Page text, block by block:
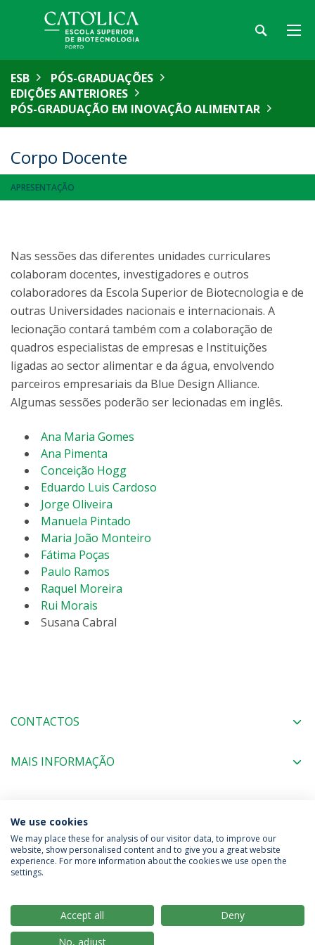
ESB
PÓS-GRADUAÇÕES
EDIÇÕES ANTERIORES
PÓS-GRADUAÇÃO EM INOVAÇÃO ALIMENTAR
Corpo Docente
APRESENTAÇÃO
Nas sessões das diferentes unidades curriculares
colaboram docentes, investigadores e outros
colaboradores da Escola Superior de Biotecnologia e de
outras Universidades nacionais e internacionais. A
lecionação contará também com a colaboração de
quadros especialistas de empresas e Instituições
ligadas ao sector alimentar e da água, envolvendo
parceiros empresariais da Blue Design Alliance.
Algumas sessões poderão ser lecionadas em inglês.
Ana Maria Gomes
Ana Pimenta
Conceição Hogg
Eduardo Luis Cardoso
Jorge Oliveira
Manuela Pintado
Maria João Monteiro
Fátima Poças
Paulo Ramos
Raquel Moreira
Rui Morais
Susana Cabral
CONTACTOS
MAIS INFORMAÇÃO
COORDENAÇÃO
Política de Privacidade
Termos & Condições
We use cookies
We may place these for analysis of our visitor data, to improve our
website, show personalised content and to give you a great website
experience. For more information about the cookies we use open the
settings.
Accept all
Deny
No, adjust